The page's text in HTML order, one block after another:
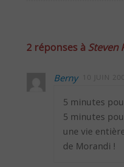
2 réponses à Steven
Berny 10 JUIN
5 minutes
5 minutes
une vie
de Morandi !